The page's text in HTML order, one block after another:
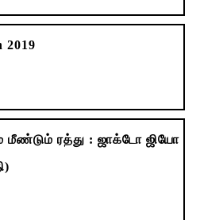
2019
மீண்டும் ரத்து : ஜாக்டோ ஜியோ